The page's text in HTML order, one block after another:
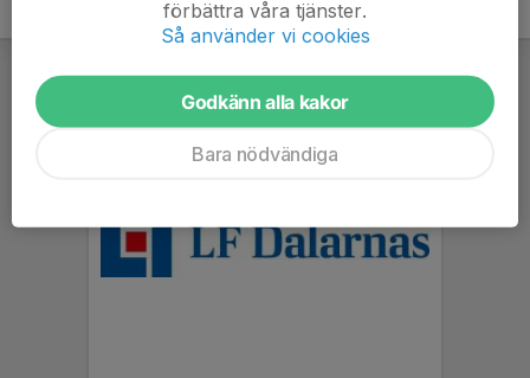
förbättra våra tjänster.
Så använder vi cookies
Godkänn alla kakor
Bara nödvändiga